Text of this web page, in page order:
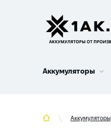
Аккумуляторы
Аккумуляторы